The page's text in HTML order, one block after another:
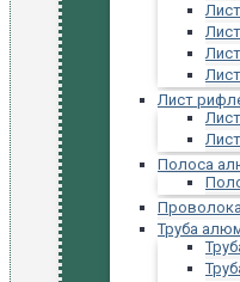
Лист
Полоса
Труба